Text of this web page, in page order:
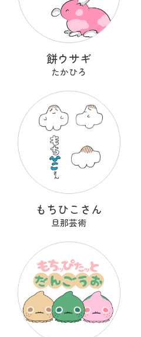
餅ウサギ
たかひろ
もちひこさん
旦那芸術